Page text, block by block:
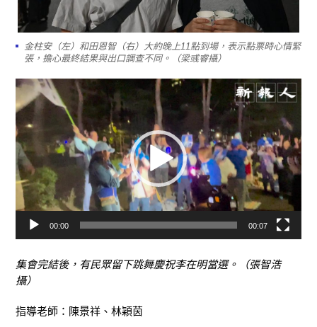
金柱安（左）和田恩智（右）大約晚上11點到場，表示點票時心情緊
張，擔心最終結果與出口調查不同。（梁彧睿攝）
影
片
放
器
00:00 00:07
集會完結後，有民眾留下跳舞慶祝李在明當選。（張智浩
攝）
指導老師：陳景祥、林穎茵